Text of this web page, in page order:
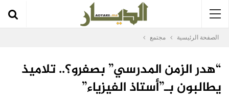
الصفحة الرئيسية مجتمع
“هدر الزمن المدرسي” بصفرو؟.. تلاميذ
يطالبون بـ”أستاذ الفيزياء”